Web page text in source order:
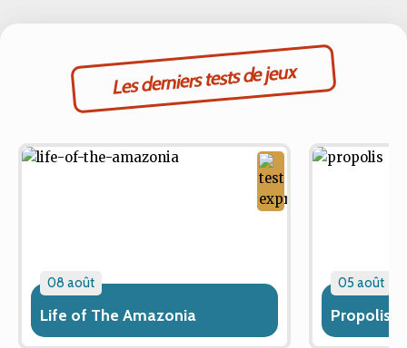
Les derniers tests de jeux
08 août
Life of The Amazonia
05 août
Propolis